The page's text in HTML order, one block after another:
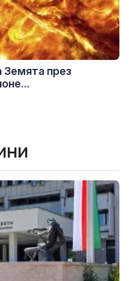
Земята през